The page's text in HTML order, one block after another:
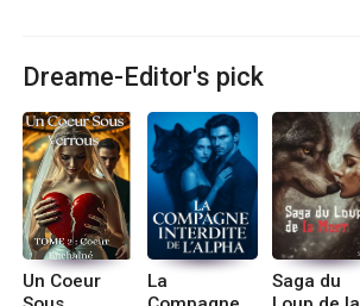
Dreame-Editor's pick
Un Coeur
La
Saga du